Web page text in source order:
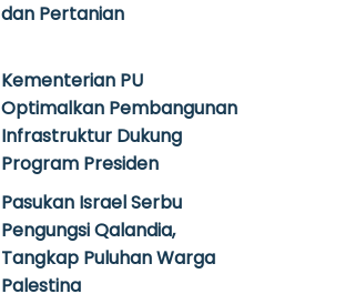
dan Pertanian
Kementerian PU
Optimalkan Pembangunan
Infrastruktur Dukung
Program Presiden
Pasukan Israel Serbu
Pengungsi Qalandia,
Tangkap Puluhan Warga
Palestina